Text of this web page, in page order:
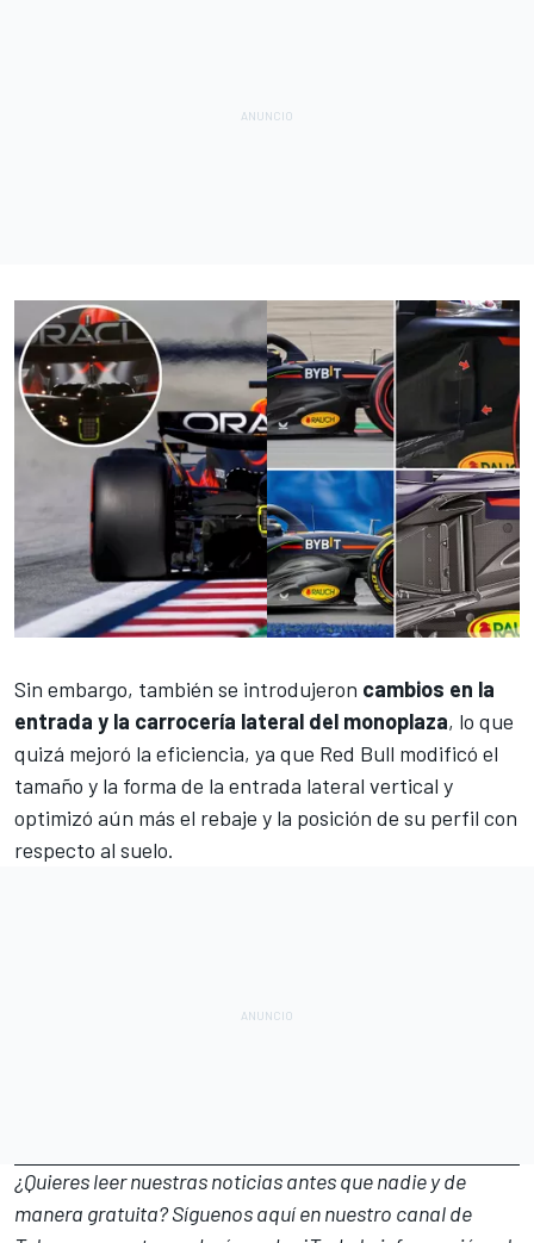
Sin embargo, también se introdujeron cambios en la
entrada y la carrocería lateral del monoplaza, lo que
quizá mejoró la eficiencia, ya que Red Bull modificó el
tamaño y la forma de la entrada lateral vertical y
optimizó aún más el rebaje y la posición de su perfil con
respecto al suelo.
¿Quieres leer nuestras noticias antes que nadie y de
manera gratuita? Síguenosaquí en nuestro canal de